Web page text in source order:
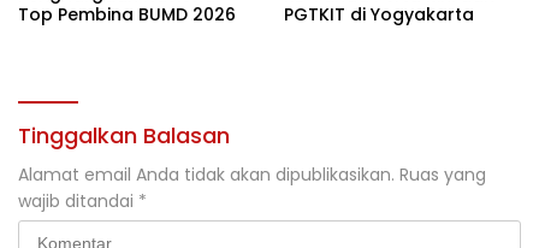
Top Pembina BUMD 2026
PGTKIT di Yogyakarta
Tinggalkan Balasan
Alamat email Anda tidak akan dipublikasikan. Ruas yang
wajib ditandai *